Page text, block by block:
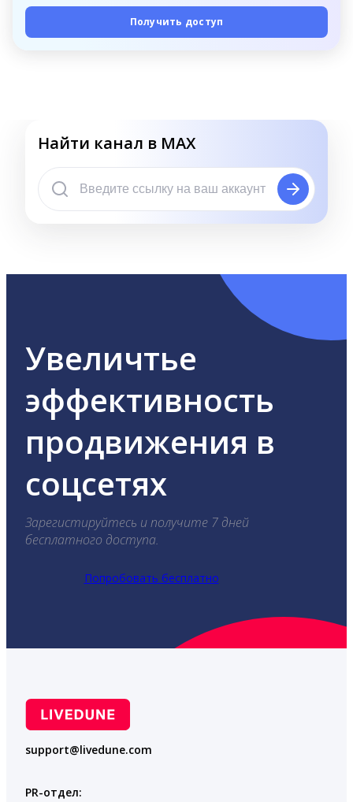
Получить доступ
Найти канал в MAX
Увеличтье
эффективность
продвижения в
соцсетях
Зарегистируйтесь и получите 7 дней
бесплатного доступа.
Попробовать бесплатно
support@livedune.com
PR-отдел: